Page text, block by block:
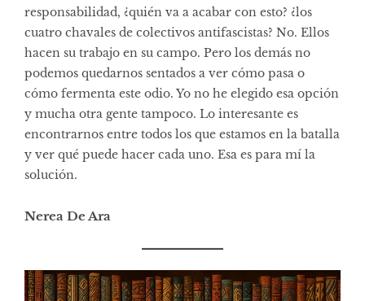
responsabilidad, ¿quién va a acabar con esto? ¿los
cuatro chavales de colectivos antifascistas? No. Ellos
hacen su trabajo en su campo. Pero los demás no
podemos quedarnos sentados a ver cómo pasa o
cómo fermenta este odio. Yo no he elegido esa opción
y mucha otra gente tampoco. Lo interesante es
encontrarnos entre todos los que estamos en la batalla
y ver qué puede hacer cada uno. Esa es para mí la
solución.
Nerea De Ara